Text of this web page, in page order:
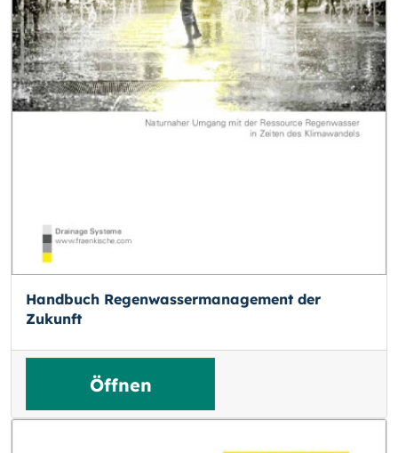
Handbuch Regenwasser­management der
Zukunft
Öffnen